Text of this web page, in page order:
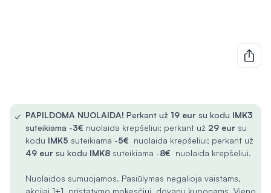
✓ PAPILDOMA NUOLAIDA! Perkant už 19 eur su kodu IMK3
suteikiama -3€ nuolaida krepšeliui; perkant už 29 eur su
kodu IMK5 suteikiama -5€ nuolaida krepšeliui; perkant už
49 eur su kodu IMK8 suteikiama -8€ nuolaida krepšeliui.
Nuolaidos sumuojamos. Pasiūlymas negalioja vaistams,
akcijai 1+1, pristatymo mokesčiui, dovanų kuponams. Vieno